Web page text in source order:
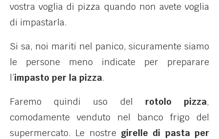
vostra voglia di pizza quando non avete voglia
di impastarla.
Si sa, noi mariti nel panico, sicuramente siamo
le persone meno indicate per preparare
l’impasto per la pizza.
Faremo quindi uso del rotolo pizza,
comodamente venduto nel banco frigo del
supermercato. Le nostre girelle di pasta per